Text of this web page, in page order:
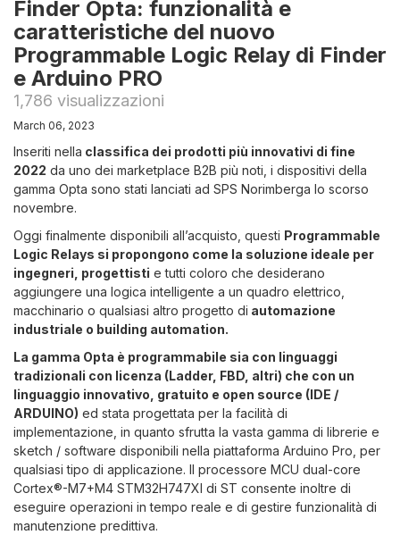
Finder Opta: funzionalità e
caratteristiche del nuovo
Programmable Logic Relay di Finder
e Arduino PRO
1,786 visualizzazioni
March 06, 2023
Inseriti nella classifica dei prodotti più innovativi di fine
2022 da uno dei marketplace B2B più noti, i dispositivi della
gamma Opta sono stati lanciati ad SPS Norimberga lo scorso
novembre.
Oggi finalmente disponibili all’acquisto, questi Programmable
Logic Relays si propongono come la soluzione ideale per
ingegneri, progettisti e tutti coloro che desiderano
aggiungere una logica intelligente a un quadro elettrico,
macchinario o qualsiasi altro progetto di automazione
industriale o building automation.
La gamma Opta è programmabile sia con linguaggi
tradizionali con licenza (Ladder, FBD, altri) che con un
linguaggio innovativo, gratuito e open source (IDE /
ARDUINO) ed stata progettata per la facilità di
implementazione, in quanto sfrutta la vasta gamma di librerie e
sketch / software disponibili nella piattaforma Arduino Pro, per
qualsiasi tipo di applicazione. Il processore MCU dual-core
Cortex®-M7+M4 STM32H747XI di ST consente inoltre di
eseguire operazioni in tempo reale e di gestire funzionalità di
manutenzione predittiva.